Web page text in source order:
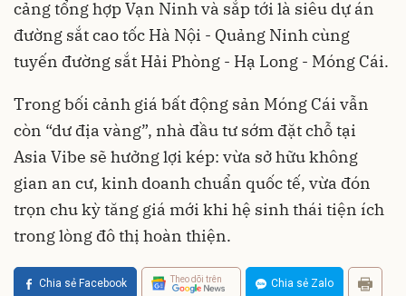
cảng tổng hợp Vạn Ninh và sắp tới là siêu dự án
đường sắt cao tốc Hà Nội - Quảng Ninh cùng
tuyến đường sắt Hải Phòng - Hạ Long - Móng Cái.
Trong bối cảnh giá bất động sản Móng Cái vẫn
còn “dư địa vàng”, nhà đầu tư sớm đặt chỗ tại
Asia Vibe sẽ hưởng lợi kép: vừa sở hữu không
gian an cư, kinh doanh chuẩn quốc tế, vừa đón
trọn chu kỳ tăng giá mới khi hệ sinh thái tiện ích
trong lòng đô thị hoàn thiện.
Chia sẻ Facebook Theo dõi trên Chia sẻ Zalo